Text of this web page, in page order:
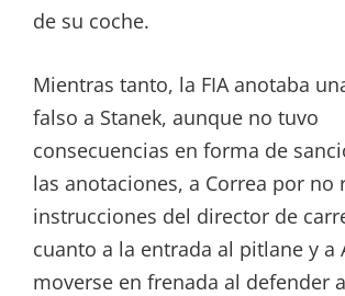
de su coche.
Mientras tanto, la FIA anotaba
falso a Stanek, aunque no tuvo
consecuencias en forma de
las anotaciones, a Correa por no
instrucciones del director de
cuanto a la entrada al pitlane y a
moverse en frenada al defender